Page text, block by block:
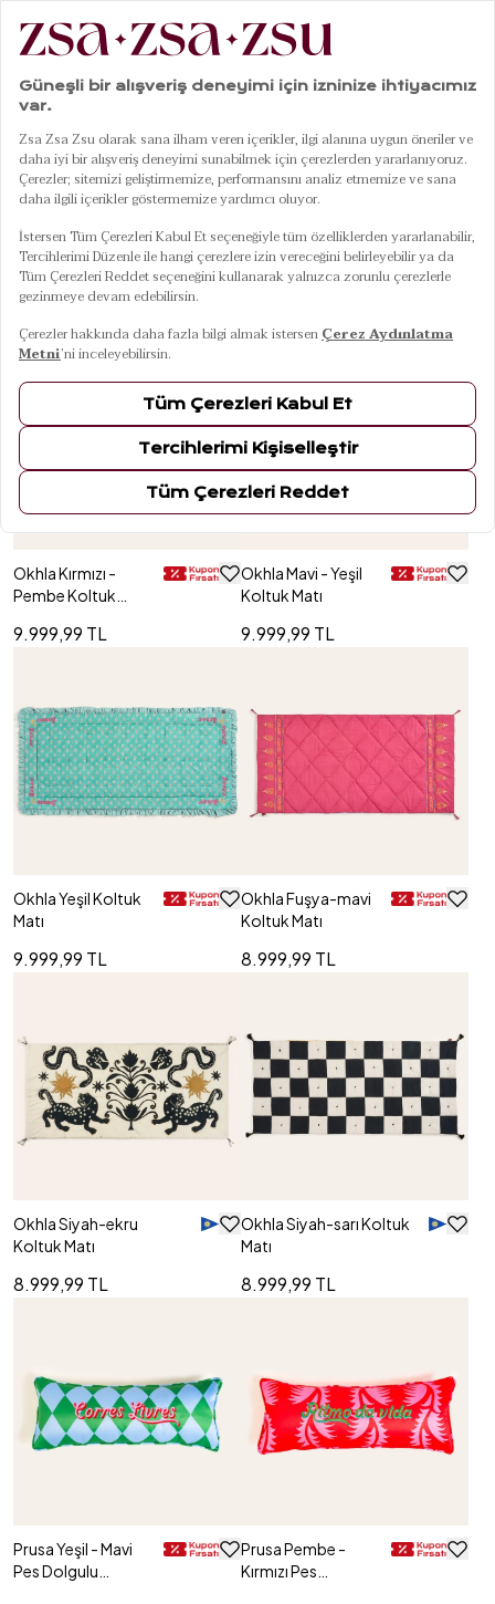
Dekoratif Tekstil
FILTRELE SIRALA
Koltuk Şalı Koltuk Matı
Okhla Kırmızı -
Pembe Koltuk
9.999,99 TL
Okhla Mavi - Yeşil
Koltuk Matı
9.999,99 TL
Okhla Yeşil Koltuk
Matı
9.999,99 TL
Okhla Fuşya-mavi
Koltuk Matı
8.999,99 TL
Okhla Siyah-ekru
Koltuk Matı
8.999,99 TL
Okhla Siyah-sarı Koltuk
Matı
8.999,99 TL
Prusa Yeşil - Mavi
Pes Dolgulu
Prusa Pembe -
Kırmızı Pes